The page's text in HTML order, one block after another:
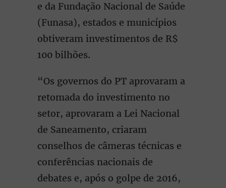
e da Fundação Nacional de Saúde
(Funasa), estados e municípios
obtiveram investimentos de R$
100 bilhões.
“Os governos do PT aprovaram a
retomada do investimento no
setor, aprovaram a Lei Nacional
de Saneamento, criaram
conselhos de câmeras técnicas e
conferências nacionais de
debates e, após o golpe de 2016,